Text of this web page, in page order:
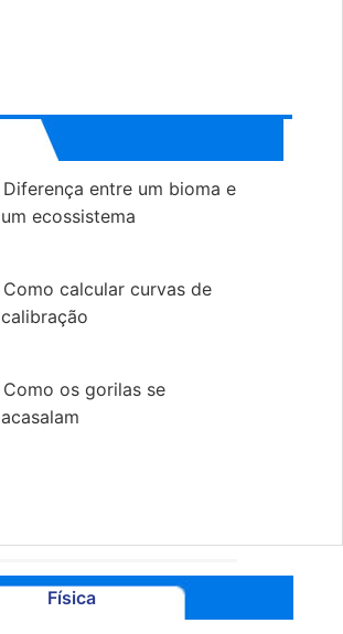
Diferença entre um bioma e
um ecossistema
Como calcular curvas de
calibração
Como os gorilas se
acasalam
Física